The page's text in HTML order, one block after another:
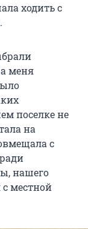
ходить с
меня
поселке не
на
с
нашего
местной